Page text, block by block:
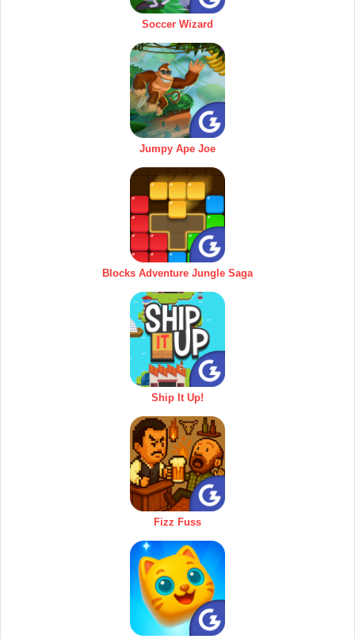
Soccer Wizard
Jumpy Ape Joe
Blocks Adventure Jungle Saga
Ship It Up!
Fizz Fuss